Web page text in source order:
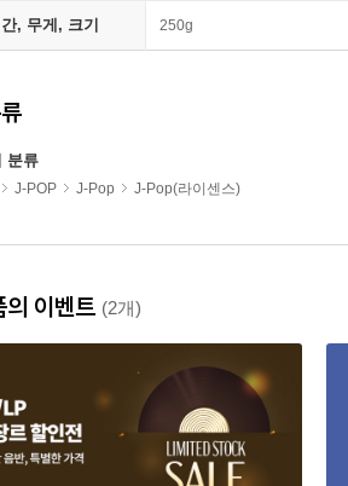
, 무게, 크기 250g
분류
J-POP J-Pop J-Pop(라이센스)
의 이벤트 (2개)